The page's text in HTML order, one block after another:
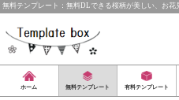
無料テンプレート：無料DLできる桜柄が美しい、お
ホーム 無料テンプレート 有料テンプレート